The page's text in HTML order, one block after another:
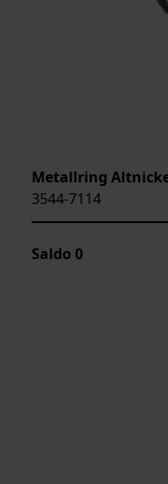
Metallring
3544-7114
Saldo 0